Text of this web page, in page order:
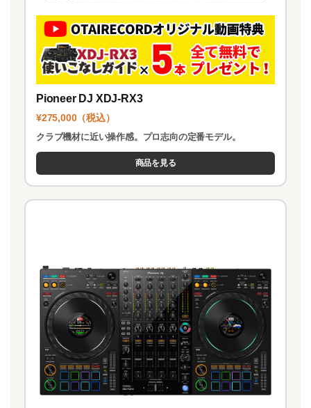
Pioneer DJ XDJ-RX3
¥275,000（税込）
クラブ機材に近い操作感。プロ志向の定番モデル。
商品を見る